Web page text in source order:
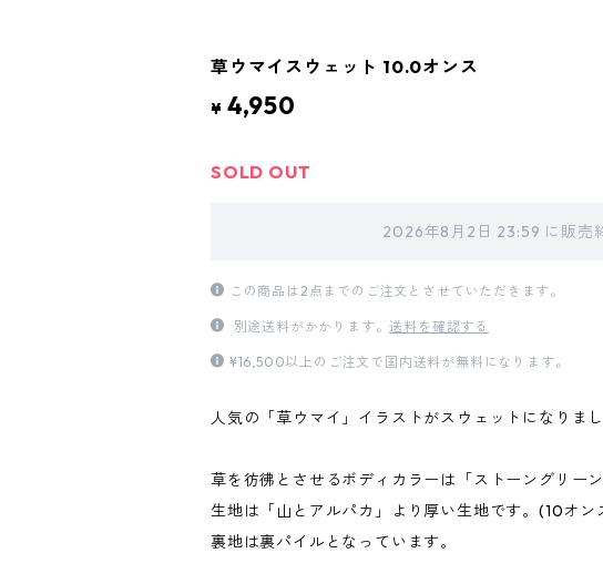
草ウマイスウェット 10.0オンス
¥ 4,950
SOLD OUT
2026年8月2日 23:59 に販売
この商品は2点までのご注文とさせていただきます。
別途送料がかかります。送料を確認する
¥16,500以上のご注文で国内送料が無料になります。
人気の「草ウマイ」イラストがスウェットになりまし
草を彷彿とさせるボディカラーは「ストーングリーン
生地は「山とアルパカ」より厚い生地です。(10オン
裏地は裏パイルとなっています。